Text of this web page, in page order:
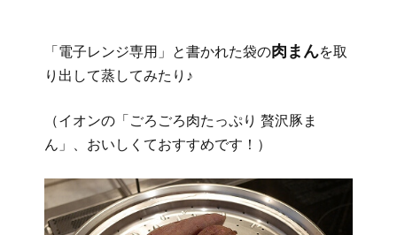
「電子レンジ専用」と書かれた袋の肉まんを取
り出して蒸してみたり♪
（イオンの「ごろごろ肉たっぷり 贅沢豚ま
ん」、おいしくておすすめです！）